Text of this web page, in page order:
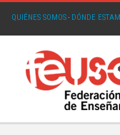
QUIÉNES SOMOS· DÓNDE